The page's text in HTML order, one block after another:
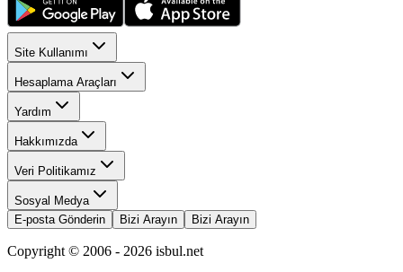
Site Kullanımı
Hesaplama Araçları
Yardım
Hakkımızda
Veri Politikamız
Sosyal Medya
E-posta Gönderin
Bizi Arayın Bizi Arayın
Copyright © 2006 - 2026 isbul.net